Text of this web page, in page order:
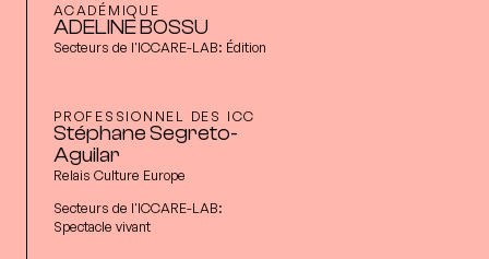
ACADÉMIQUE
ADELINE BOSSU
Secteurs de l'ICCARE-LAB: Édition
PROFESSIONNEL DES ICC
Stéphane Segreto-
Aguilar
Relais Culture Europe
Secteurs de l'ICCARE-LAB:
Spectacle vivant